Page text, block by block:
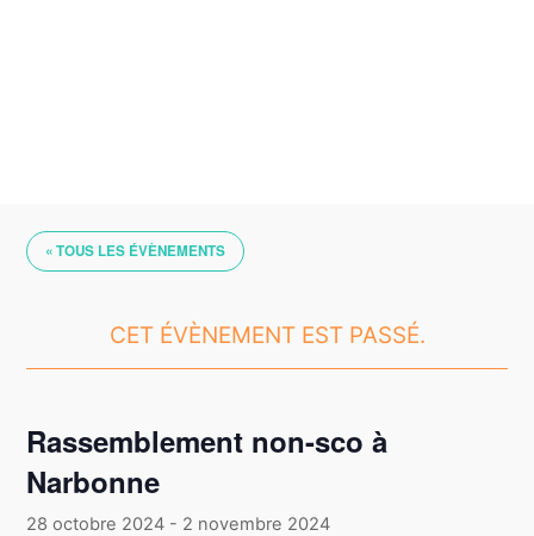
« TOUS LES ÉVÈNEMENTS
CET ÉVÈNEMENT EST PASSÉ.
Rassemblement non-sco à
Narbonne
28 octobre 2024 - 2 novembre 2024